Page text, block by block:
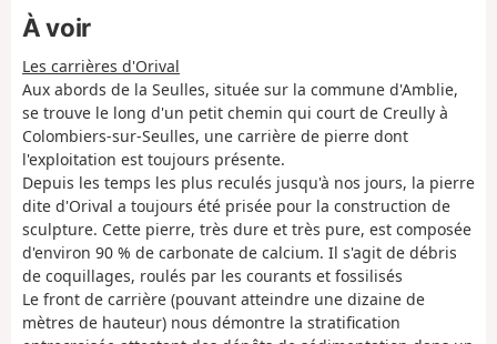
À voir
Les carrières d'Orival
Aux abords de la Seulles, située sur la commune d'Amblie,
se trouve le long d'un petit chemin qui court de Creully à
Colombiers-sur-Seulles, une carrière de pierre dont
l'exploitation est toujours présente.
Depuis les temps les plus reculés jusqu'à nos jours, la pierre
dite d'Orival a toujours été prisée pour la construction de
sculpture. Cette pierre, très dure et très pure, est composée
d'environ 90 % de carbonate de calcium. Il s'agit de débris
de coquillages, roulés par les courants et fossilisés
Le front de carrière (pouvant atteindre une dizaine de
mètres de hauteur) nous démontre la stratification